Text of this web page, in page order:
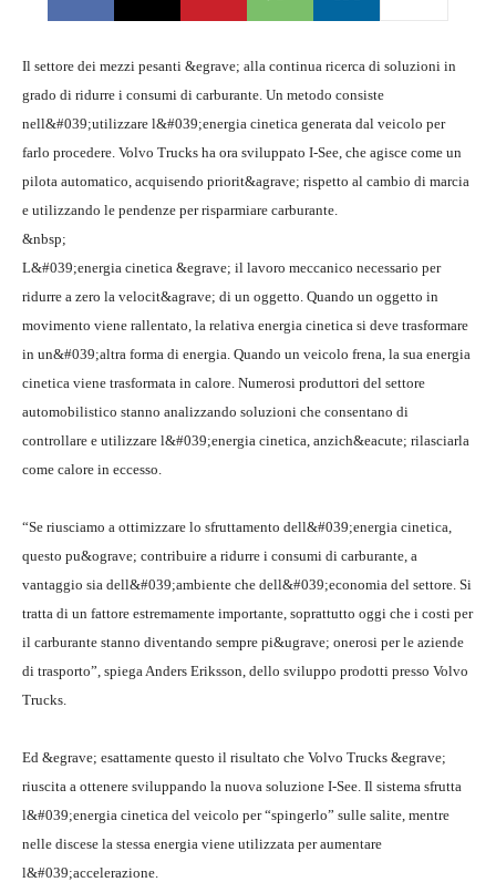
Il settore dei mezzi pesanti &egrave; alla continua ricerca di soluzioni in
grado di ridurre i consumi di carburante. Un metodo consiste
nell&#039;utilizzare l&#039;energia cinetica generata dal veicolo per
farlo procedere. Volvo Trucks ha ora sviluppato I-See, che agisce come un
pilota automatico, acquisendo priorit&agrave; rispetto al cambio di marcia
e utilizzando le pendenze per risparmiare carburante.
&nbsp;
L&#039;energia cinetica &egrave; il lavoro meccanico necessario per
ridurre a zero la velocit&agrave; di un oggetto. Quando un oggetto in
movimento viene rallentato, la relativa energia cinetica si deve trasformare
in un&#039;altra forma di energia. Quando un veicolo frena, la sua energia
cinetica viene trasformata in calore. Numerosi produttori del settore
automobilistico stanno analizzando soluzioni che consentano di
controllare e utilizzare l&#039;energia cinetica, anzich&eacute; rilasciarla
come calore in eccesso.
“Se riusciamo a ottimizzare lo sfruttamento dell&#039;energia cinetica,
questo pu&ograve; contribuire a ridurre i consumi di carburante, a
vantaggio sia dell&#039;ambiente che dell&#039;economia del settore. Si
tratta di un fattore estremamente importante, soprattutto oggi che i costi per
il carburante stanno diventando sempre pi&ugrave; onerosi per le aziende
di trasporto”, spiega Anders Eriksson, dello sviluppo prodotti presso Volvo
Trucks.
Ed &egrave; esattamente questo il risultato che Volvo Trucks &egrave;
riuscita a ottenere sviluppando la nuova soluzione I-See. Il sistema sfrutta
l&#039;energia cinetica del veicolo per “spingerlo” sulle salite, mentre
nelle discese la stessa energia viene utilizzata per aumentare
l&#039;accelerazione.